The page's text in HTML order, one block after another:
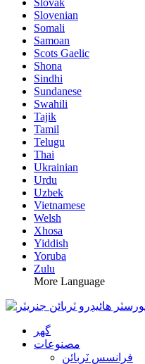
Slovak
Slovenian
Somali
Samoan
Scots Gaelic
Shona
Sindhi
Sundanese
Swahili
Tajik
Tamil
Telugu
Thai
Ukrainian
Urdu
Uzbek
Vietnamese
Welsh
Xhosa
Yiddish
Yoruba
Zulu
More Language
گھر
مصنوعات
فرانسس ٽربائن